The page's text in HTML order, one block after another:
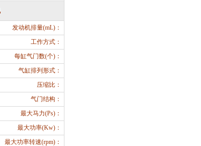
发动机排量(mL)：
工作方式：
每缸气门数(个)：
气缸排列形式：
压缩比：
气门结构：
最大马力(Ps)：
最大功率(Kw)：
最大功率转速(rpm)：